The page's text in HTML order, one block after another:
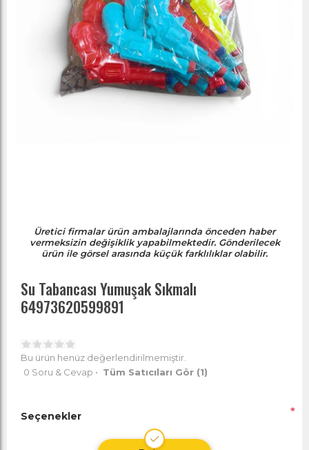
Üretici firmalar ürün ambalajlarında önceden haber
vermeksizin değişiklik yapabilmektedir. Gönderilecek
ürün ile görsel arasında küçük farklılıklar olabilir.
Su Tabancası Yumuşak Sıkmalı
64973620599891
Bu ürün henüz değerlendirilmemiştir.
0 Soru & Cevap • Tüm Satıcıları Gör (1)
Seçenekler *